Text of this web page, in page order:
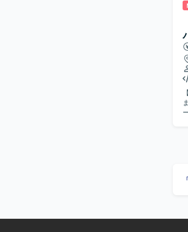
けます。
ます。 【作業